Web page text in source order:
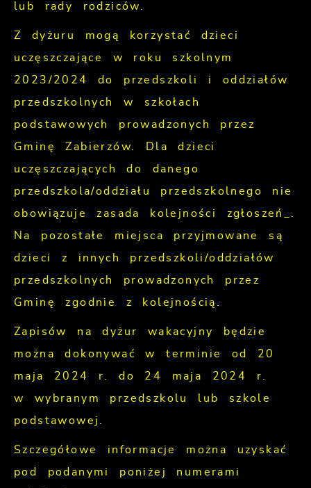
lub rady rodziców.
Z dyżuru mogą korzystać dzieci
uczęszczające w roku szkolnym
2023/2024 do przedszkoli i oddziałów
przedszkolnych w szkołach
podstawowych prowadzonych przez
Gminę Zabierzów. Dla dzieci
uczęszczających do danego
przedszkola/oddziału przedszkolnego nie
obowiązuje zasada kolejności zgłoszeń_.
Na pozostałe miejsca przyjmowane są
dzieci z innych przedszkoli/oddziałów
przedszkolnych prowadzonych przez
Gminę zgodnie z kolejnością.
Zapisów na dyżur wakacyjny będzie
można dokonywać w terminie od 20
maja 2024 r. do 24 maja 2024 r.
w wybranym przedszkolu lub szkole
podstawowej.
Szczegółowe informacje można uzyskać
pod podanymi poniżej numerami